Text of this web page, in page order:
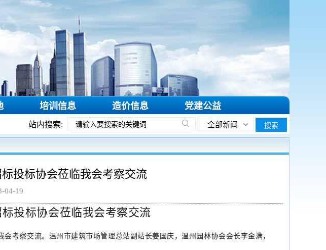
培训信息 造价信息 党建公益
站内搜索: 全部新闻 搜索
投标协会莅临我会考察交流
04-19
投标协会莅临我会考察交流
考察交流。温州市建筑市场管理总站副站长姜国庆，温州园林协会会长李金满，